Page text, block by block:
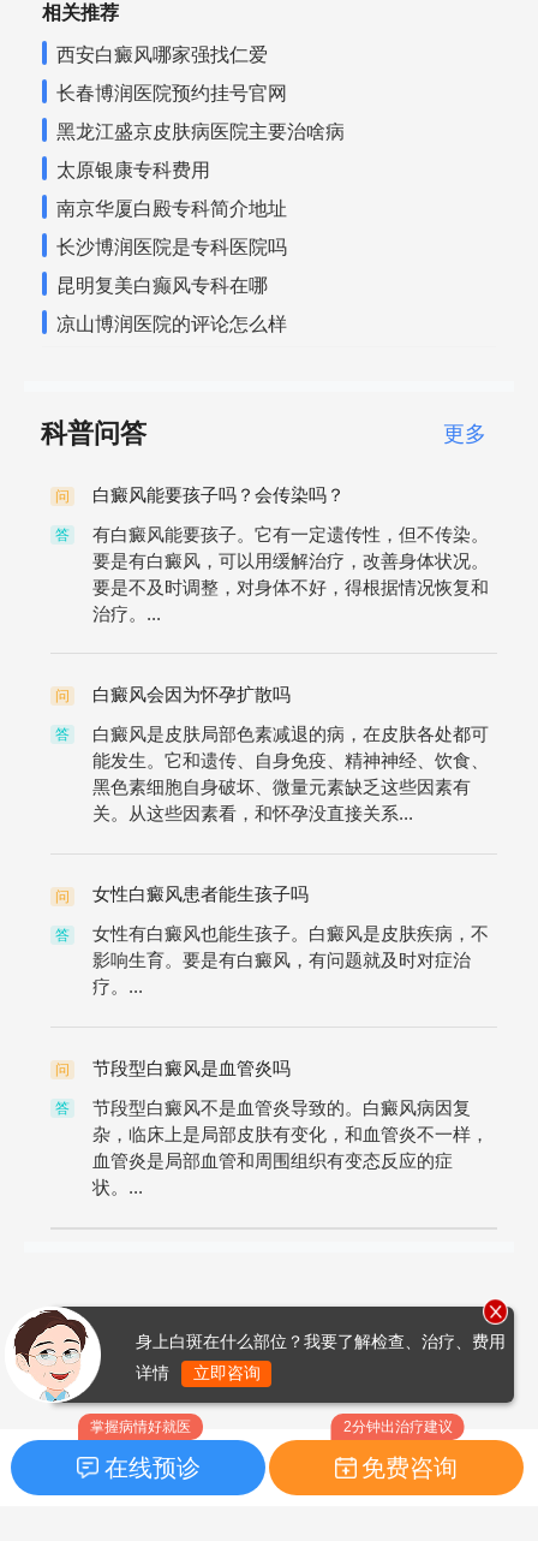
相关推荐
西安白癜风哪家强找仁爱
长春博润医院预约挂号官网
黑龙江盛京皮肤病医院主要治啥病
太原银康专科费用
南京华厦白殿专科简介地址
长沙博润医院是专科医院吗
昆明复美白癫风专科在哪
凉山博润医院的评论怎么样
科普问答 更多
问 白癜风能要孩子吗？会传染吗？
答
有白癜风能要孩子。它有一定遗传性，但不传染。
要是有白癜风，可以用缓解治疗，改善身体状况。
要是不及时调整，对身体不好，得根据情况恢复和
治疗。...
问 白癜风会因为怀孕扩散吗
答
白癜风是皮肤局部色素减退的病，在皮肤各处都可
能发生。它和遗传、自身免疫、精神神经、饮食、
黑色素细胞自身破坏、微量元素缺乏这些因素有
关。从这些因素看，和怀孕没直接关系...
问 女性白癜风患者能生孩子吗
答
女性有白癜风也能生孩子。白癜风是皮肤疾病，不
影响生育。要是有白癜风，有问题就及时对症治
疗。...
问 节段型白癜风是血管炎吗
答
节段型白癜风不是血管炎导致的。白癜风病因复
杂，临床上是局部皮肤有变化，和血管炎不一样，
血管炎是局部血管和周围组织有变态反应的症
状。...
掌握病情好就医
在线预诊
2分钟出治疗建议
免费咨询
身上白斑在什么部位？我要了解检查、治疗、费用
详情
立即咨询